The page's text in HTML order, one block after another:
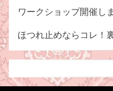
ワークショップ開催し
ほつれ止めならコレ！